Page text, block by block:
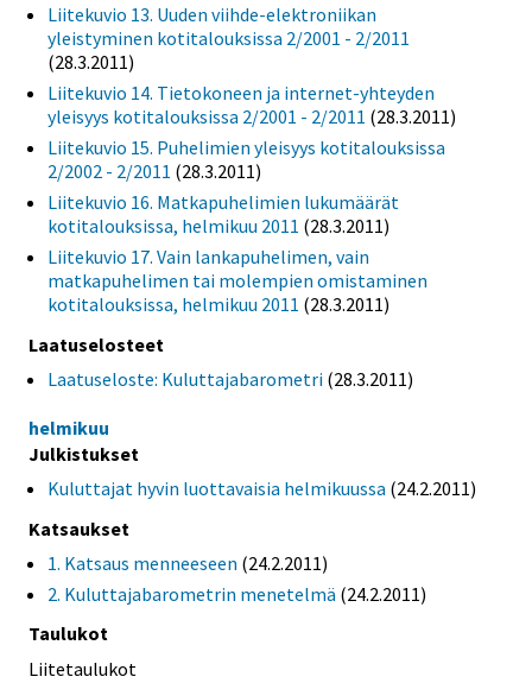
Liitekuvio 13. Uuden viihde-elektroniikan
yleistyminen kotitalouksissa 2/2001 - 2/2011
(28.3.2011)
Liitekuvio 14. Tietokoneen ja internet-yhteyden
yleisyys kotitalouksissa 2/2001 - 2/2011 (28.3.2011)
Liitekuvio 15. Puhelimien yleisyys kotitalouksissa
2/2002 - 2/2011 (28.3.2011)
Liitekuvio 16. Matkapuhelimien lukumäärät
kotitalouksissa, helmikuu 2011 (28.3.2011)
Liitekuvio 17. Vain lankapuhelimen, vain
matkapuhelimen tai molempien omistaminen
kotitalouksissa, helmikuu 2011 (28.3.2011)
Laatuselosteet
Laatuseloste: Kuluttajabarometri (28.3.2011)
helmikuu
Julkistukset
Kuluttajat hyvin luottavaisia helmikuussa (24.2.2011)
Katsaukset
1. Katsaus menneeseen (24.2.2011)
2. Kuluttajabarometrin menetelmä (24.2.2011)
Taulukot
Liitetaulukot